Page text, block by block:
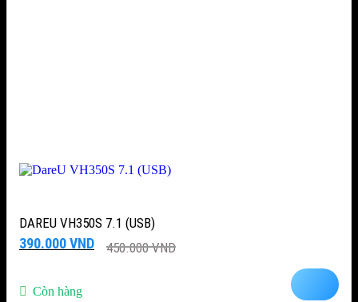
DAREU VH350S 7.1 (USB)
450.000VND
Giá
450.000 VND.
390.000VND
Giá
là: Còn hàng